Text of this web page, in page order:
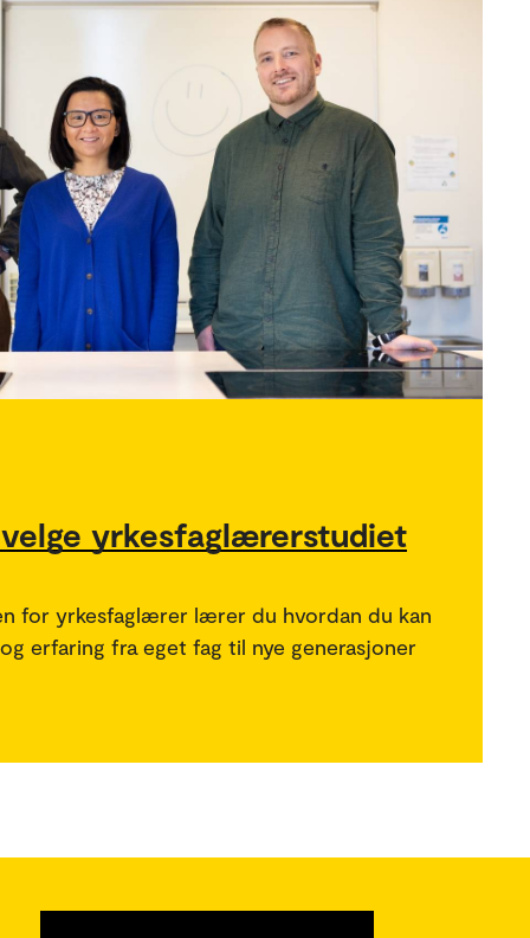
yrkesfaglærerstudiet
for yrkesfaglærer lærer du hvordan du kan
erfaring fra eget fag til nye generasjoner